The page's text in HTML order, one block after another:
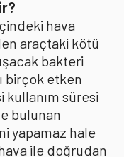
hava
araçtaki kötü
bakteri
birçok etken
kullanım süresi
bulunan
yapamaz hale
ile doğrudan